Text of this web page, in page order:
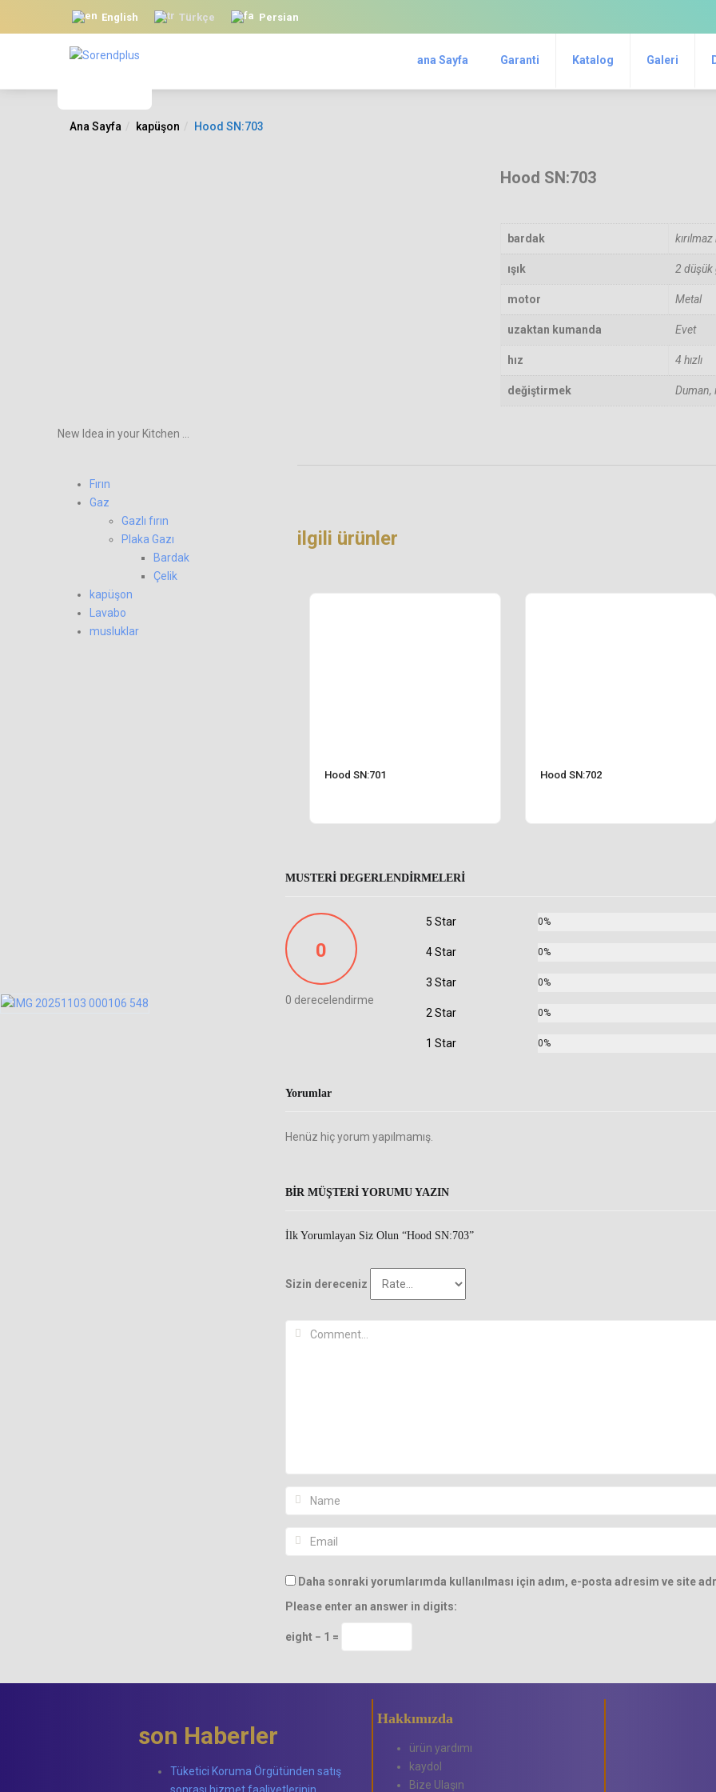
English Türkçe Persian
ana Sayfa Garanti Katalog Galeri
Ana Sayfa kapüşon Hood SN:703
Hood SN:703
bardak
ışık 2 düşük
motor Metal
uzaktan kumanda Evet
hız 4 hızlı
değiştirmek Duman,
ilgili ürünler
Hood SN:701 Hood SN:702
MUSTERI DEGERLENDIRMELERI
0
0 derecelendirme
5 Star 0%
4 Star 0%
3 Star 0%
2 Star 0%
1 Star 0%
Yorumlar
Henüz hiç yorum yapılmamış.
BIR MÜŞTERI YORUMU YAZIN
İlk Yorumlayan Siz Olun “Hood SN:703”
Sizin dereceniz
Daha sonraki yorumlarımda kullanılması için adım, e-posta adresim ve site
Please enter an answer in digits:
eight − 1 =
New Idea in your Kitchen ...
Fırın
Gaz
Gazlı fırın
Plaka Gazı
Bardak
Çelik
kapüşon
Lavabo
musluklar
son Haberler
Tüketici Koruma Örgütünden satış
Hakkımızda
ürün yardımı
kaydol
Bize Ulaşın